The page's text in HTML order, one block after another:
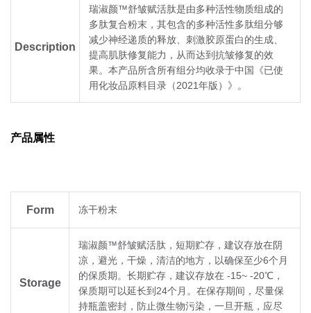
Description
瑞淑颜™舒皱赋活肽是由多种活性物质组成的
多肽复合粉末，其包含的多种活性多肽组分够
减少神经递质的释放、刺激胶原蛋白的生成、
提高肌肤修复能力，从而达到抗皱修复的效
果。本产品所含所有组分均收录于中国《已使
用化妆品原料目录（2021年版）》。
产品属性
Form 冻干粉末
Storage
瑞淑颜™舒皱赋活肽，短期贮存，建议存放在阴
凉，避光，干燥，清洁的地方，以确保至少6个月
的保质期。长期贮存，建议存放在 -15~ -20℃，
保质期可以延长到24个月。在保存期间，尽量保
持瓶盖密封，防止微生物污染，一旦开瓶，应尽